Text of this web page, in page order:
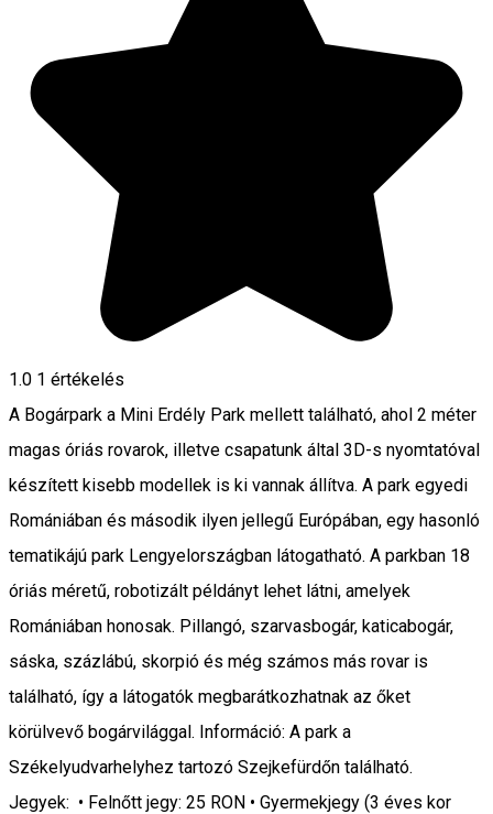
1.0 1 értékelés
A Bogárpark a Mini Erdély Park mellett található, ahol 2 méter
magas óriás rovarok, illetve csapatunk által 3D-s nyomtatóval
készített kisebb modellek is ki vannak állítva. A park egyedi
Romániában és második ilyen jellegű Európában, egy hasonló
tematikájú park Lengyelországban látogatható. A parkban 18
óriás méretű, robotizált példányt lehet látni, amelyek
Romániában honosak. Pillangó, szarvasbogár, katicabogár,
sáska, százlábú, skorpió és még számos más rovar is
található, így a látogatók megbarátkozhatnak az őket
körülvevő bogárvilággal. Információ: A park a
Székelyudvarhelyhez tartozó Szejkefürdőn található.
Jegyek: • Felnőtt jegy: 25 RON • Gyermekjegy (3 éves kor